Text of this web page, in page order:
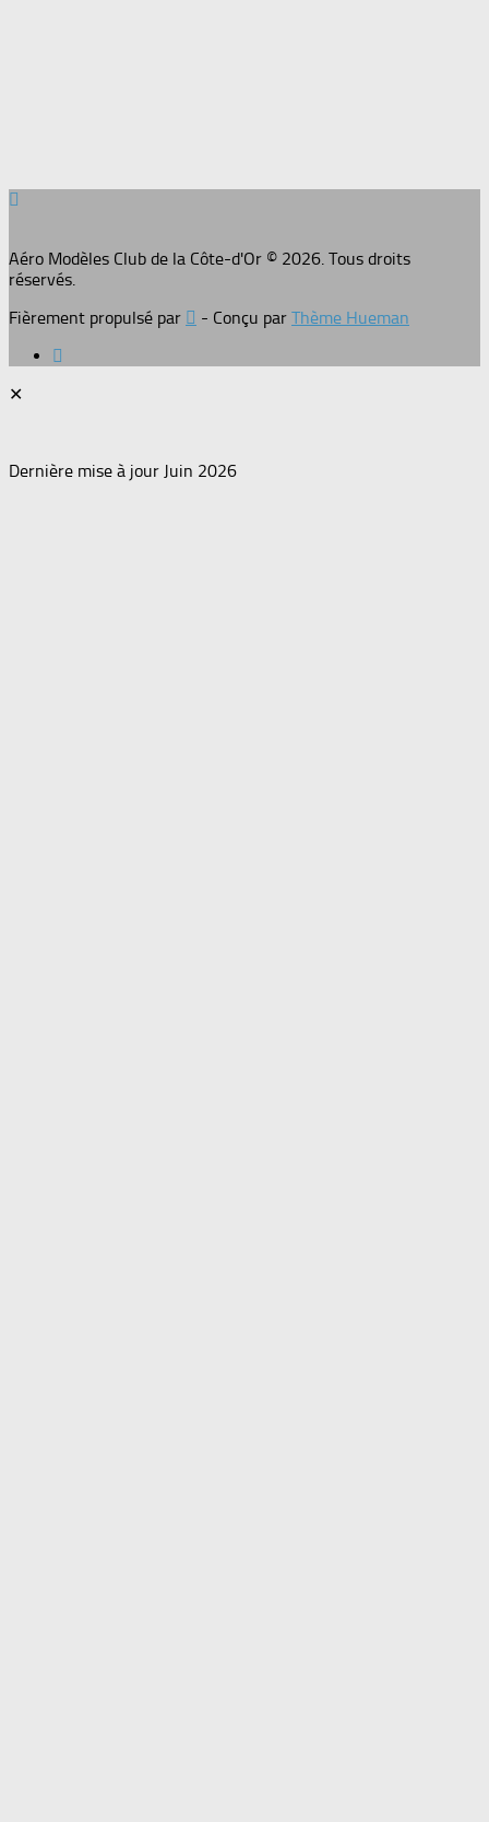
Aéro Modèles Club de la Côte-d'Or © 2026. Tous droits
réservés.
Fièrement propulsé par
- Conçu par Thème Hueman
✕
Dernière mise à jour Juin 2026